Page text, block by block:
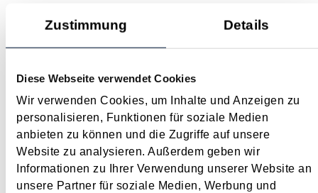
Zustimmung Details
Diese Webseite verwendet Cookies
Wir verwenden Cookies, um Inhalte und Anzeigen zu
personalisieren, Funktionen für soziale Medien
anbieten zu können und die Zugriffe auf unsere
Website zu analysieren. Außerdem geben wir
Informationen zu Ihrer Verwendung unserer Website an
unsere Partner für soziale Medien, Werbung und
Gerade in den Sommermonaten haben Ferialjobs
typischerweise Hochsaison und bedienen nicht nur den
das Sammeln von Praxiserfahrung. Damit (im Nachhinein)
keine unangenehmen Konsequenzen eintreten, sollten auch
die steuerlichen und...
Langtext
empfehlen drucken
Vorsteuervergütung für Drittlandsunternehmer